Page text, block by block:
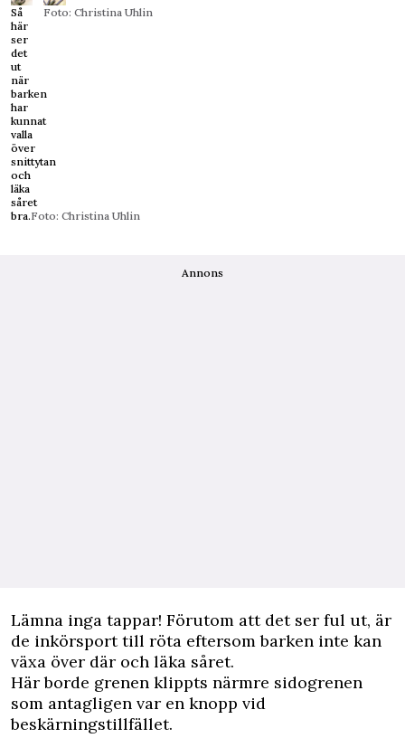
Så
här
ser
det
ut
när
barken
har
kunnat
valla
över
snittytan
och
läka
såret
bra.Foto: Christina Uhlin
Foto: Christina Uhlin
Annons
Lämna inga tappar! Förutom att det ser ful ut, är
de inkörsport till röta eftersom barken inte kan
växa över där och läka såret.
Här borde grenen klippts närmre sidogrenen
som antagligen var en knopp vid
beskärningstillfället.